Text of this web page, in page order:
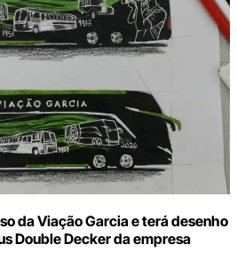
da Viação Garcia e terá desenho
Double Decker da empresa